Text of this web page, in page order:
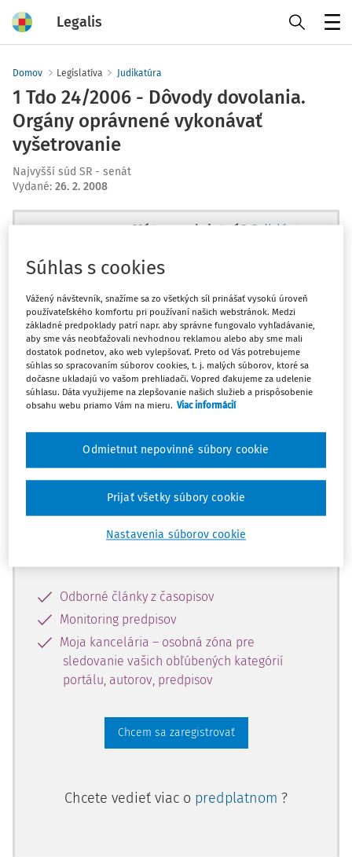
Legalis
Domov Legislatíva Judikatúra
1 Tdo 24/2006 - Dôvody dovolania.
Orgány oprávnené vykonávať
vyšetrovanie
Najvyšší súd SR - senát
Vydané: 26. 2. 2008
Máte predplatné? Prihláste sa
Ups, zatiaľ ste si prečítali len
začiatok...
Celý odborný obsah z tejto oblasti je
dostupný predplatiteľom portálu.
Odomknite si prístup k odbornému
obsahu a získajte prístup na 10 dní
zdarma, stačí sa len zaregistrovať.
Vďaka registrácii získate prístup aj k
Odborné články z časopisov
Monitoring predpisov
Moja kancelária – osobná zóna pre
sledovanie vašich obľúbených kategórií
portálu, autorov, predpisov
Chcem sa zaregistrovať
Chcete vedieť viac o predplatnom ?
Súhlas s cookies
Vážený návštevník, snažíme sa zo všetkých síl prinášať vysokú úroveň
používateľského komfortu pri používaní našich webstránok. Medzi
základné predpoklady patrí napr. aby správne fungovalo vyhľadávanie,
aby sme vás neobťažovali nevhodnou reklamou alebo aby sme mali
dostatok podnetov, ako web vylepšovať. Preto od Vás potrebujeme
súhlas so spracovaním súborov cookies, t. j. malých súborov, ktoré sa
dočasne ukladajú vo vašom prehliadači. Vopred ďakujeme za udelenie
súhlasu. Dáta využijeme na zlepšovanie našich služieb a prispôsobenie
obsahu webu priamo Vám na mieru. Viac informácií
Nastavenia súborov cookie
Odmietnut nepovinné súbory cookie
Prijať všetky súbory cookie